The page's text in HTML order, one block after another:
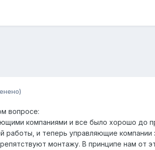
вопросе:
компаниями и все было хорошо до
работы, и теперь управляющие
монтажу. В принципе нам от